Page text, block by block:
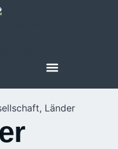
, Länder